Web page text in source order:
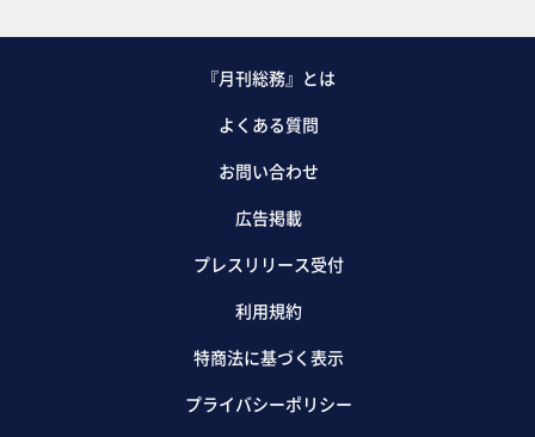
『月刊総務』とは
よくある質問
お問い合わせ
広告掲載
プレスリリース受付
利用規約
特商法に基づく表示
プライバシーポリシー